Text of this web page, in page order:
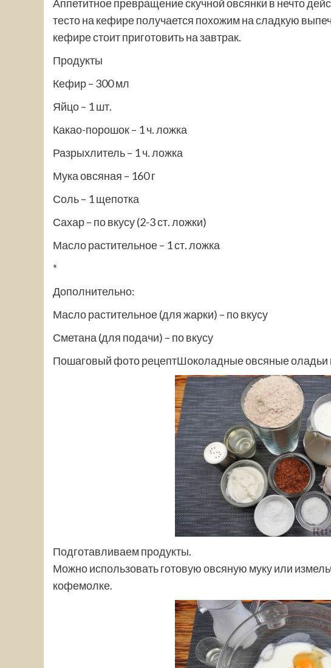
Аппетитное превращение скучной овсянки в нечто
тесто на кефире получается похожим на сладкую
кефире стоит приготовить на завтрак.
Продукты
Кефир – 300 мл
Яйцо – 1 шт.
Какао-порошок – 1 ч. ложка
Разрыхлитель – 1 ч. ложка
Мука овсяная – 160 г
Соль – 1 щепотка
Сахар – по вкусу(2-3 ст. ложки)
Масло растительное – 1 ст. ложка
*
Дополнительно:
Масло растительное (для жарки) – по вкусу
Сметана (для подачи) – по вкусу
Пошаговый фото рецептШоколадные овсяные оладьи
Подготавливаем продукты.
Можно использовать готовую овсяную муку или
кофемолке.